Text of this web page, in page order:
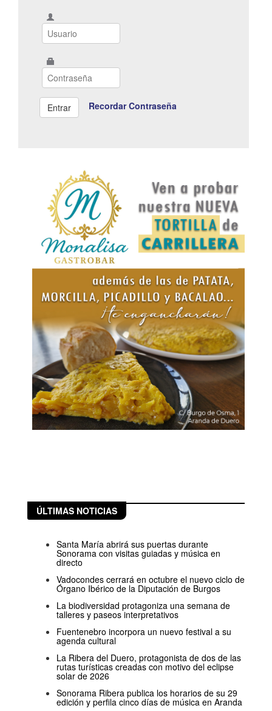
Recordar Contraseña
ÚLTIMAS NOTICIAS
Santa María abrirá sus puertas durante
Sonorama con visitas guiadas y música en
directo
Vadocondes cerrará en octubre el nuevo ciclo de
Órgano Ibérico de la Diputación de Burgos
La biodiversidad protagoniza una semana de
talleres y paseos interpretativos
Fuentenebro incorpora un nuevo festival a su
agenda cultural
La Ribera del Duero, protagonista de dos de las
rutas turísticas creadas con motivo del eclipse
solar de 2026
Sonorama Ribera publica los horarios de su 29
edición y perfila cinco días de música en Aranda